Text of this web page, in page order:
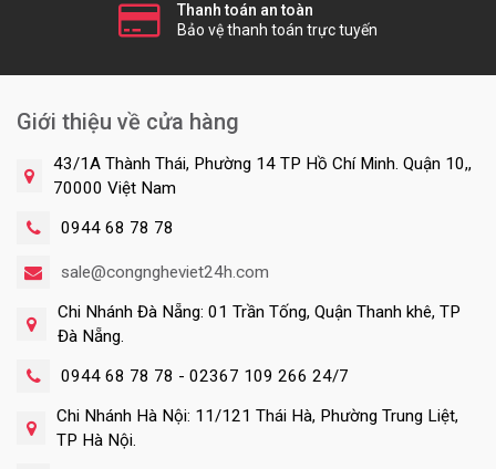
Thanh toán an toàn
Bảo vệ thanh toán trực tuyến
Giới thiệu về cửa hàng
43/1A Thành Thái, Phường 14 TP Hồ Chí Minh. Quận 10,,
70000 Việt Nam
0944 68 78 78
sale@congngheviet24h.com
Chi Nhánh Đà Nẵng: 01 Trần Tống, Quận Thanh khê, TP
Đà Nẵng.
0944 68 78 78 - 02367 109 266 24/7
Chi Nhánh Hà Nội: 11/121 Thái Hà, Phường Trung Liệt,
TP Hà Nội.